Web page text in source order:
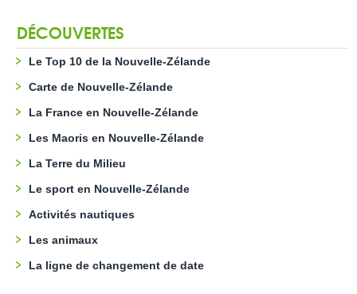
DÉCOUVERTES
Le Top 10 de la Nouvelle-Zélande
Carte de Nouvelle-Zélande
La France en Nouvelle-Zélande
Les Maoris en Nouvelle-Zélande
La Terre du Milieu
Le sport en Nouvelle-Zélande
Activités nautiques
Les animaux
La ligne de changement de date